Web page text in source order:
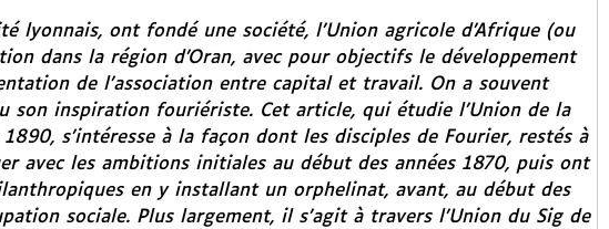
lyonnais, ont fondé une société, l’Union agricole d’Afrique (ou
dans la région d’Oran, avec pour objectifs le développement
de l’association entre capital et travail. On a souvent
inspiration fouriériste. Cet article, qui étudie l’Union de la
s’intéresse à la façon dont les disciples de Fourier, restés à
avec les ambitions initiales au début des années 1870, puis ont
en y installant un orphelinat, avant, au début des
sociale. Plus largement, il s’agit à travers l’Union du Sig de